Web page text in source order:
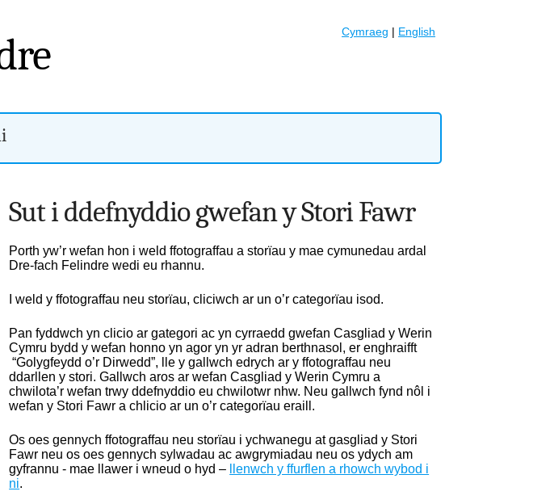
Cymraeg | English
Sut i ddefnyddio gwefan y Stori Fawr
Porth yw’r wefan hon i weld ffotograffau a storïau y mae cymunedau ardal
Dre-fach Felindre wedi eu rhannu.
I weld y ffotograffau neu storïau, cliciwch ar un o’r categorïau isod.
Pan fyddwch yn clicio ar gategori ac yn cyrraedd gwefan Casgliad y Werin
Cymru bydd y wefan honno yn agor yn yr adran berthnasol, er enghraifft
“Golygfeydd o’r Dirwedd”, lle y gallwch edrych ar y ffotograffau neu
ddarllen y stori. Gallwch aros ar wefan Casgliad y Werin Cymru a
chwilota’r wefan trwy ddefnyddio eu chwilotwr nhw. Neu gallwch fynd nôl i
wefan y Stori Fawr a chlicio ar un o’r categorïau eraill.
Os oes gennych ffotograffau neu storïau i ychwanegu at gasgliad y Stori
Fawr neu os oes gennych sylwadau ac awgrymiadau neu os ydych am
gyfrannu - mae llawer i wneud o hyd –
llenwch y ffurflen a rhowch wybod i
ni.